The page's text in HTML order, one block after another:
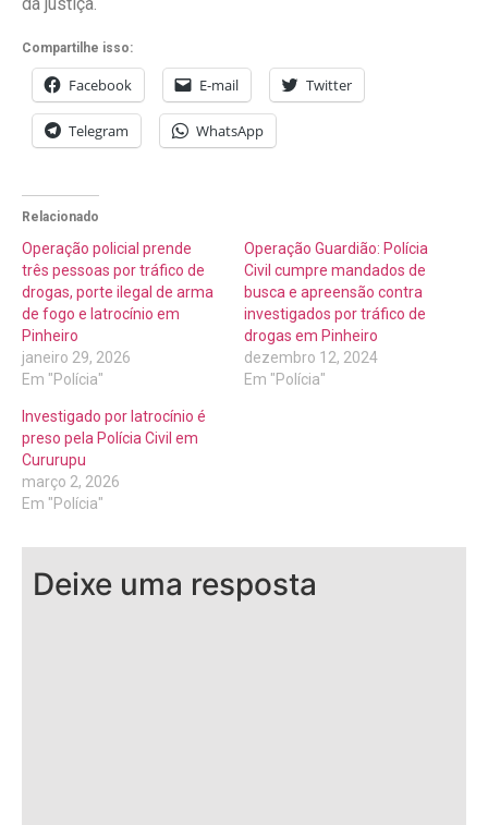
Compartilhe isso:
Facebook E-mail Twitter
Telegram WhatsApp
Relacionado
Operação policial prende
três pessoas por tráfico de
drogas, porte ilegal de arma
de fogo e latrocínio em
Pinheiro
janeiro 29, 2026
Em "Polícia"
Operação Guardião: Polícia
Civil cumpre mandados de
busca e apreensão contra
investigados por tráfico de
drogas em Pinheiro
dezembro 12, 2024
Em "Polícia"
Investigado por latrocínio é
preso pela Polícia Civil em
Cururupu
março 2, 2026
Em "Polícia"
Deixe uma resposta